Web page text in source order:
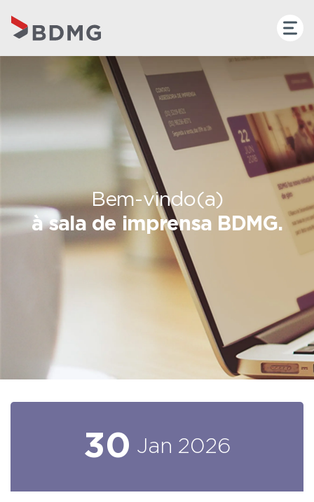
Bem-vindo(a)
à sala de imprensa BDMG.
30 Jan 2026